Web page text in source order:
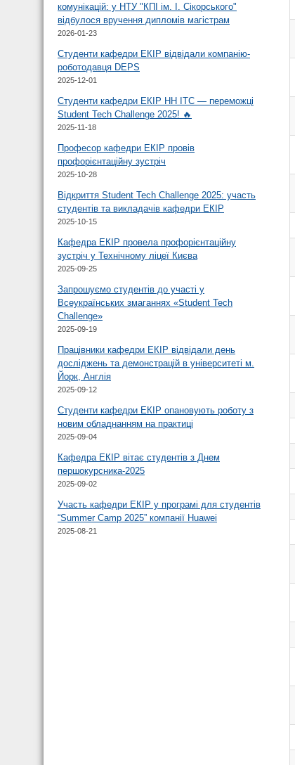
комунікацій: у НТУ "КПІ ім. І. Сікорського"
відбулося вручення дипломів магістрам
2026-01-23
Студенти кафедри ЕКІР відвідали компанію-
роботодавця DEPS
2025-12-01
Студенти кафедри ЕКІР НН ІТС — переможці
Student Tech Challenge 2025! 🔥
2025-11-18
Професор кафедри ЕКІР провів
профорієнтаційну зустріч
2025-10-28
Відкриття Student Tech Challenge 2025: участь
студентів та викладачів кафедри ЕКІР
2025-10-15
Кафедра ЕКІР провела профорієнтаційну
зустріч у Технічному ліцеї Києва
2025-09-25
Запрошуємо студентів до участі у
Всеукраїнських змаганнях «Student Tech
Challenge»
2025-09-19
Працівники кафедри ЕКІР відвідали день
досліджень та демонстрацій в університеті м.
Йорк, Англія
2025-09-12
Студенти кафедри ЕКІР опановують роботу з
новим обладнанням на практиці
2025-09-04
Кафедра ЕКІР вітає студентів з Днем
першокурсника-2025
2025-09-02
Участь кафедри ЕКІР у програмі для студентів
“Summer Camp 2025” компанії Huawei
2025-08-21